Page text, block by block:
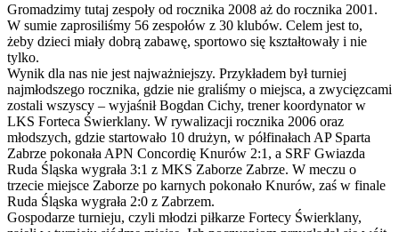
Gromadzimy tutaj zespoły od rocznika 2008 aż do rocznika 2001.
W sumie zaprosiliśmy 56 zespołów z 30 klubów. Celem jest to,
żeby dzieci miały dobrą zabawę, sportowo się kształtowały i nie
tylko.
Wynik dla nas nie jest najważniejszy. Przykładem był turniej
najmłodszego rocznika, gdzie nie graliśmy o miejsca, a zwycięzcami
zostali wszyscy – wyjaśnił Bogdan Cichy, trener koordynator w
LKS Forteca Świerklany. W rywalizacji rocznika 2006 oraz
młodszych, gdzie startowało 10 drużyn, w półfinałach AP Sparta
Zabrze pokonała APN Concordię Knurów 2:1, a SRF Gwiazda
Ruda Śląska wygrała 3:1 z MKS Zaborze Zabrze. W meczu o
trzecie miejsce Zaborze po karnych pokonało Knurów, zaś w finale
Ruda Śląska wygrała 2:0 z Zabrzem.
Gospodarze turnieju, czyli młodzi piłkarze Fortecy Świerklany,